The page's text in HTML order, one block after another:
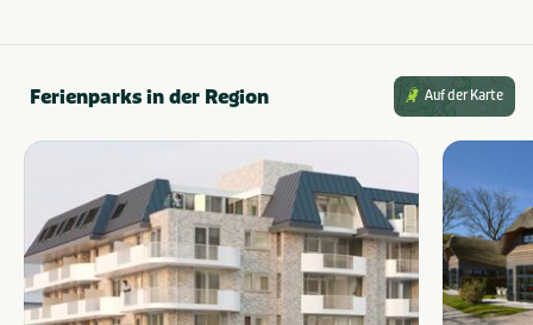
Ferienparks in der Region Auf der Karte